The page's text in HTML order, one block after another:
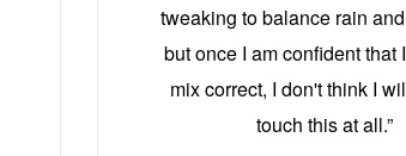
tweaking to balance rain
but once I am confident that
mix correct, I don't think I
touch this at all.”